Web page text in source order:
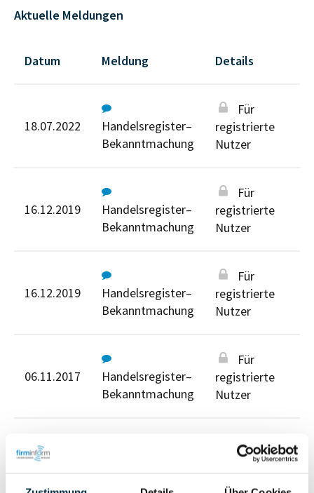
Aktuelle Meldungen
Datum Meldung Details
18.07.2022
Handelsregister–
Bekanntmachung
Für
registrierte
Nutzer
16.12.2019
Handelsregister–
Bekanntmachung
Für
registrierte
Nutzer
16.12.2019
Handelsregister–
Bekanntmachung
Für
registrierte
Nutzer
06.11.2017
Handelsregister–
Bekanntmachung
Für
registrierte
Nutzer